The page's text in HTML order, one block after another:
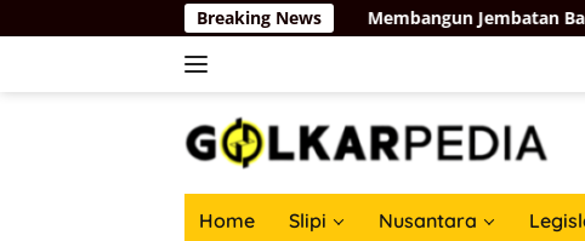
ke
Breaking News
Membangun Jembatan Baru Partai Golkar-
Home Slipi Nusantara